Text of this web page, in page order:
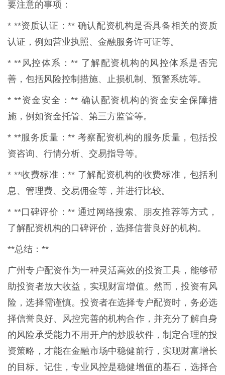
要注意的事项：
* **资质认证：** 确认配资机构是否具备相关的资质
认证，例如营业执照、金融服务许可证等。
* **风控体系：** 了解配资机构的风控体系是否完
善，包括风险控制措施、止损机制、预警系统等。
* **资金安全：** 确认配资机构的资金安全保障措
施，例如资金托管、第三方监管等。
* **服务质量：** 考察配资机构的服务质量，包括投
资咨询、行情分析、交易指导等。
* **收费标准：** 了解配资机构的收费标准，包括利
息、管理费、交易佣金等，并进行比较。
* **口碑评价：** 通过网络搜索、朋友推荐等方式，
了解配资机构的口碑评价，选择信誉良好的机构。
**总结：**
广州专户配资作为一种灵活高效的投资工具，能够帮
助投资者放大收益，实现财富增值。然而，投资有风
险，选择需谨慎。投资者在选择专户配资时，务必选
择信誉良好、风控完善的机构合作，并充分了解自身
的风险承受能力不用开户的炒股软件，制定合理的投
资策略，才能在金融市场中稳健前行，实现财富增长
的目标。记住，专业风控是稳健增值的基石，选择合